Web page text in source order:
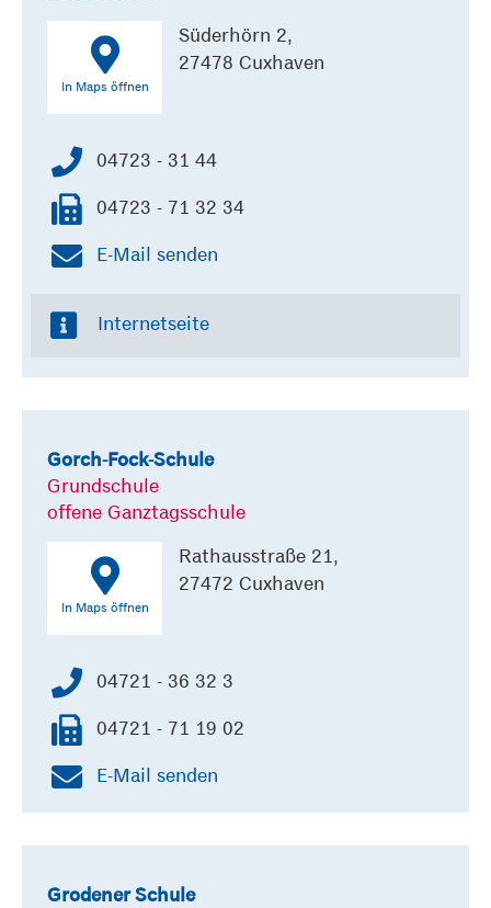
In Maps öffnen
Süderhörn 2,
27478 Cuxhaven
04723 - 31 44
04723 - 71 32 34
E-Mail senden
Internetseite
Gorch-Fock-Schule
Grundschule
offene Ganztagsschule
In Maps öffnen
Rathausstraße 21,
27472 Cuxhaven
04721 - 36 32 3
04721 - 71 19 02
E-Mail senden
Grodener Schule